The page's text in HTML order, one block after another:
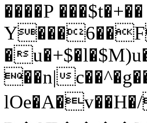
����P ���$t�+��
�
��n|